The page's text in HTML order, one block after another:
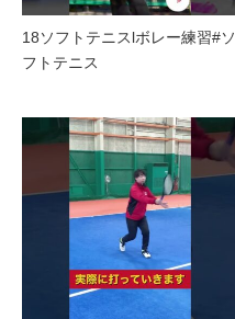
18ソフトテニスlボレー練習#ソ
フトテニス